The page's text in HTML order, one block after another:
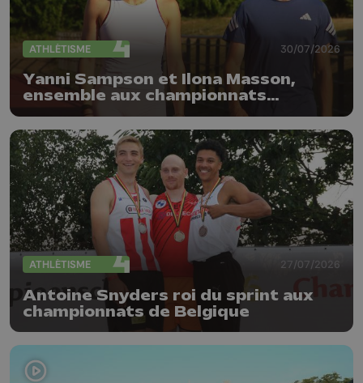
ATHLÉTISME 30/07/2026
Yanni Sampson et Ilona Masson,
ensemble aux championnats
ATHLÉTISME 27/07/2026
Antoine Snyders roi du sprint aux
championnats de Belgique